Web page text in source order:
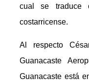
cual se traduce
costarricense.
Al respecto
Guanacaste
Guanacaste está